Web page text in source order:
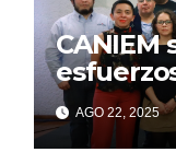
CANIEM
grupos
lectura
AGO 22, 2025